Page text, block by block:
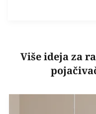
Više ideja za